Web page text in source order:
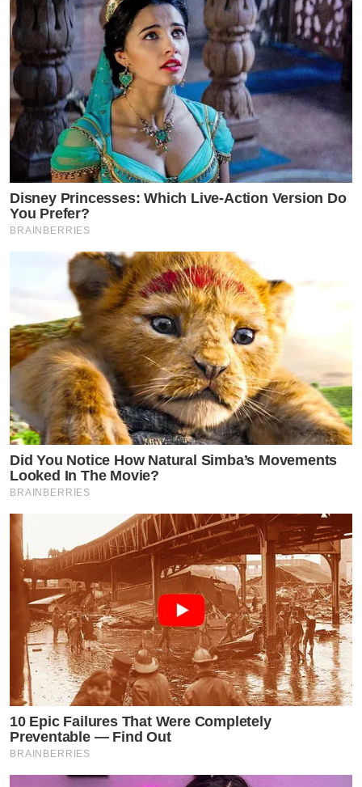
Disney Princesses: Which Live-Action Version Do
You Prefer?
BRAINBERRIES
Did You Notice How Natural Simba’s Movements
Looked In The Movie?
BRAINBERRIES
10 Epic Failures That Were Completely
Preventable — Find Out
BRAINBERRIES